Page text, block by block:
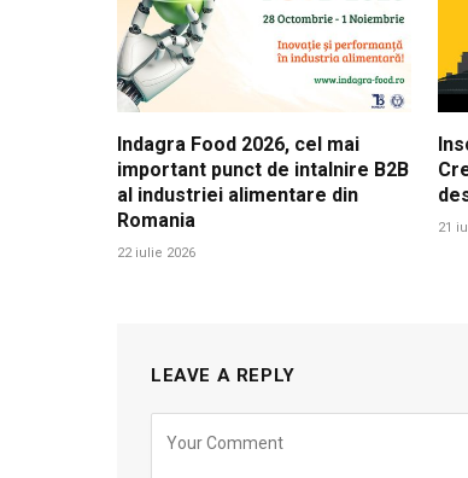
Indagra Food 2026, cel mai
important punct de intalnire B2B
al industriei alimentare din
Romania
22 iulie 2026
21
LEAVE A REPLY